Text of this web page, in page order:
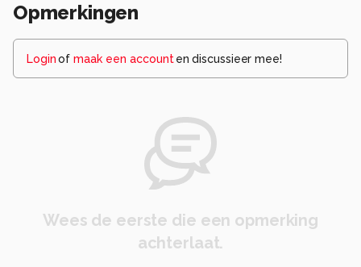
Opmerkingen
Loginof maak een account en discussieer mee!
Wees de eerste die een opmerking
achterlaat.